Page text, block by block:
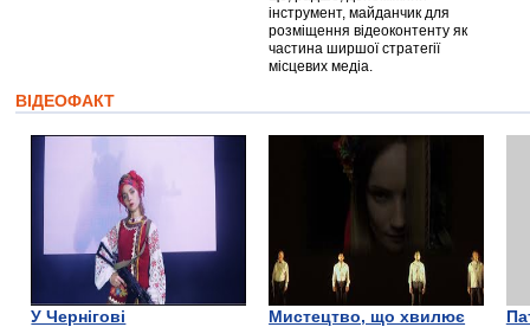
інструмент, майданчик для
розміщення відеоконтенту як
частина ширшої стратегії
місцевих медіа.
ВІДЕОФАКТ
У Чернігові
Мистецтво, що хвилює